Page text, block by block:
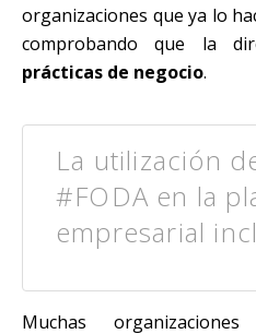
organizaciones que ya lo
comprobando que la
prácticas de negocio.
La utilización
#FODA en la
empresarial
Muchas